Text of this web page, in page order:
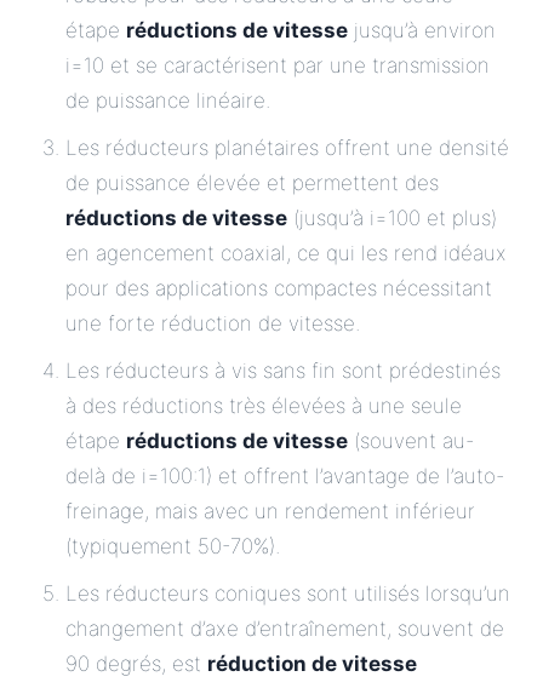
étape réductions de vitesse jusqu’à environ
i=10 et se caractérisent par une transmission
de puissance linéaire.
Les réducteurs planétaires offrent une densité
de puissance élevée et permettent des
réductions de vitesse (jusqu’à i=100 et plus)
en agencement coaxial, ce qui les rend idéaux
pour des applications compactes nécessitant
une forte réduction de vitesse.
Les réducteurs à vis sans fin sont prédestinés
à des réductions très élevées à une seule
étape réductions de vitesse (souvent au-
delà de i=100:1) et offrent l’avantage de l’auto-
freinage, mais avec un rendement inférieur
(typiquement 50-70%).
Les réducteurs coniques sont utilisés lorsqu’un
changement d’axe d’entraînement, souvent de
90 degrés, est réduction de vitesse